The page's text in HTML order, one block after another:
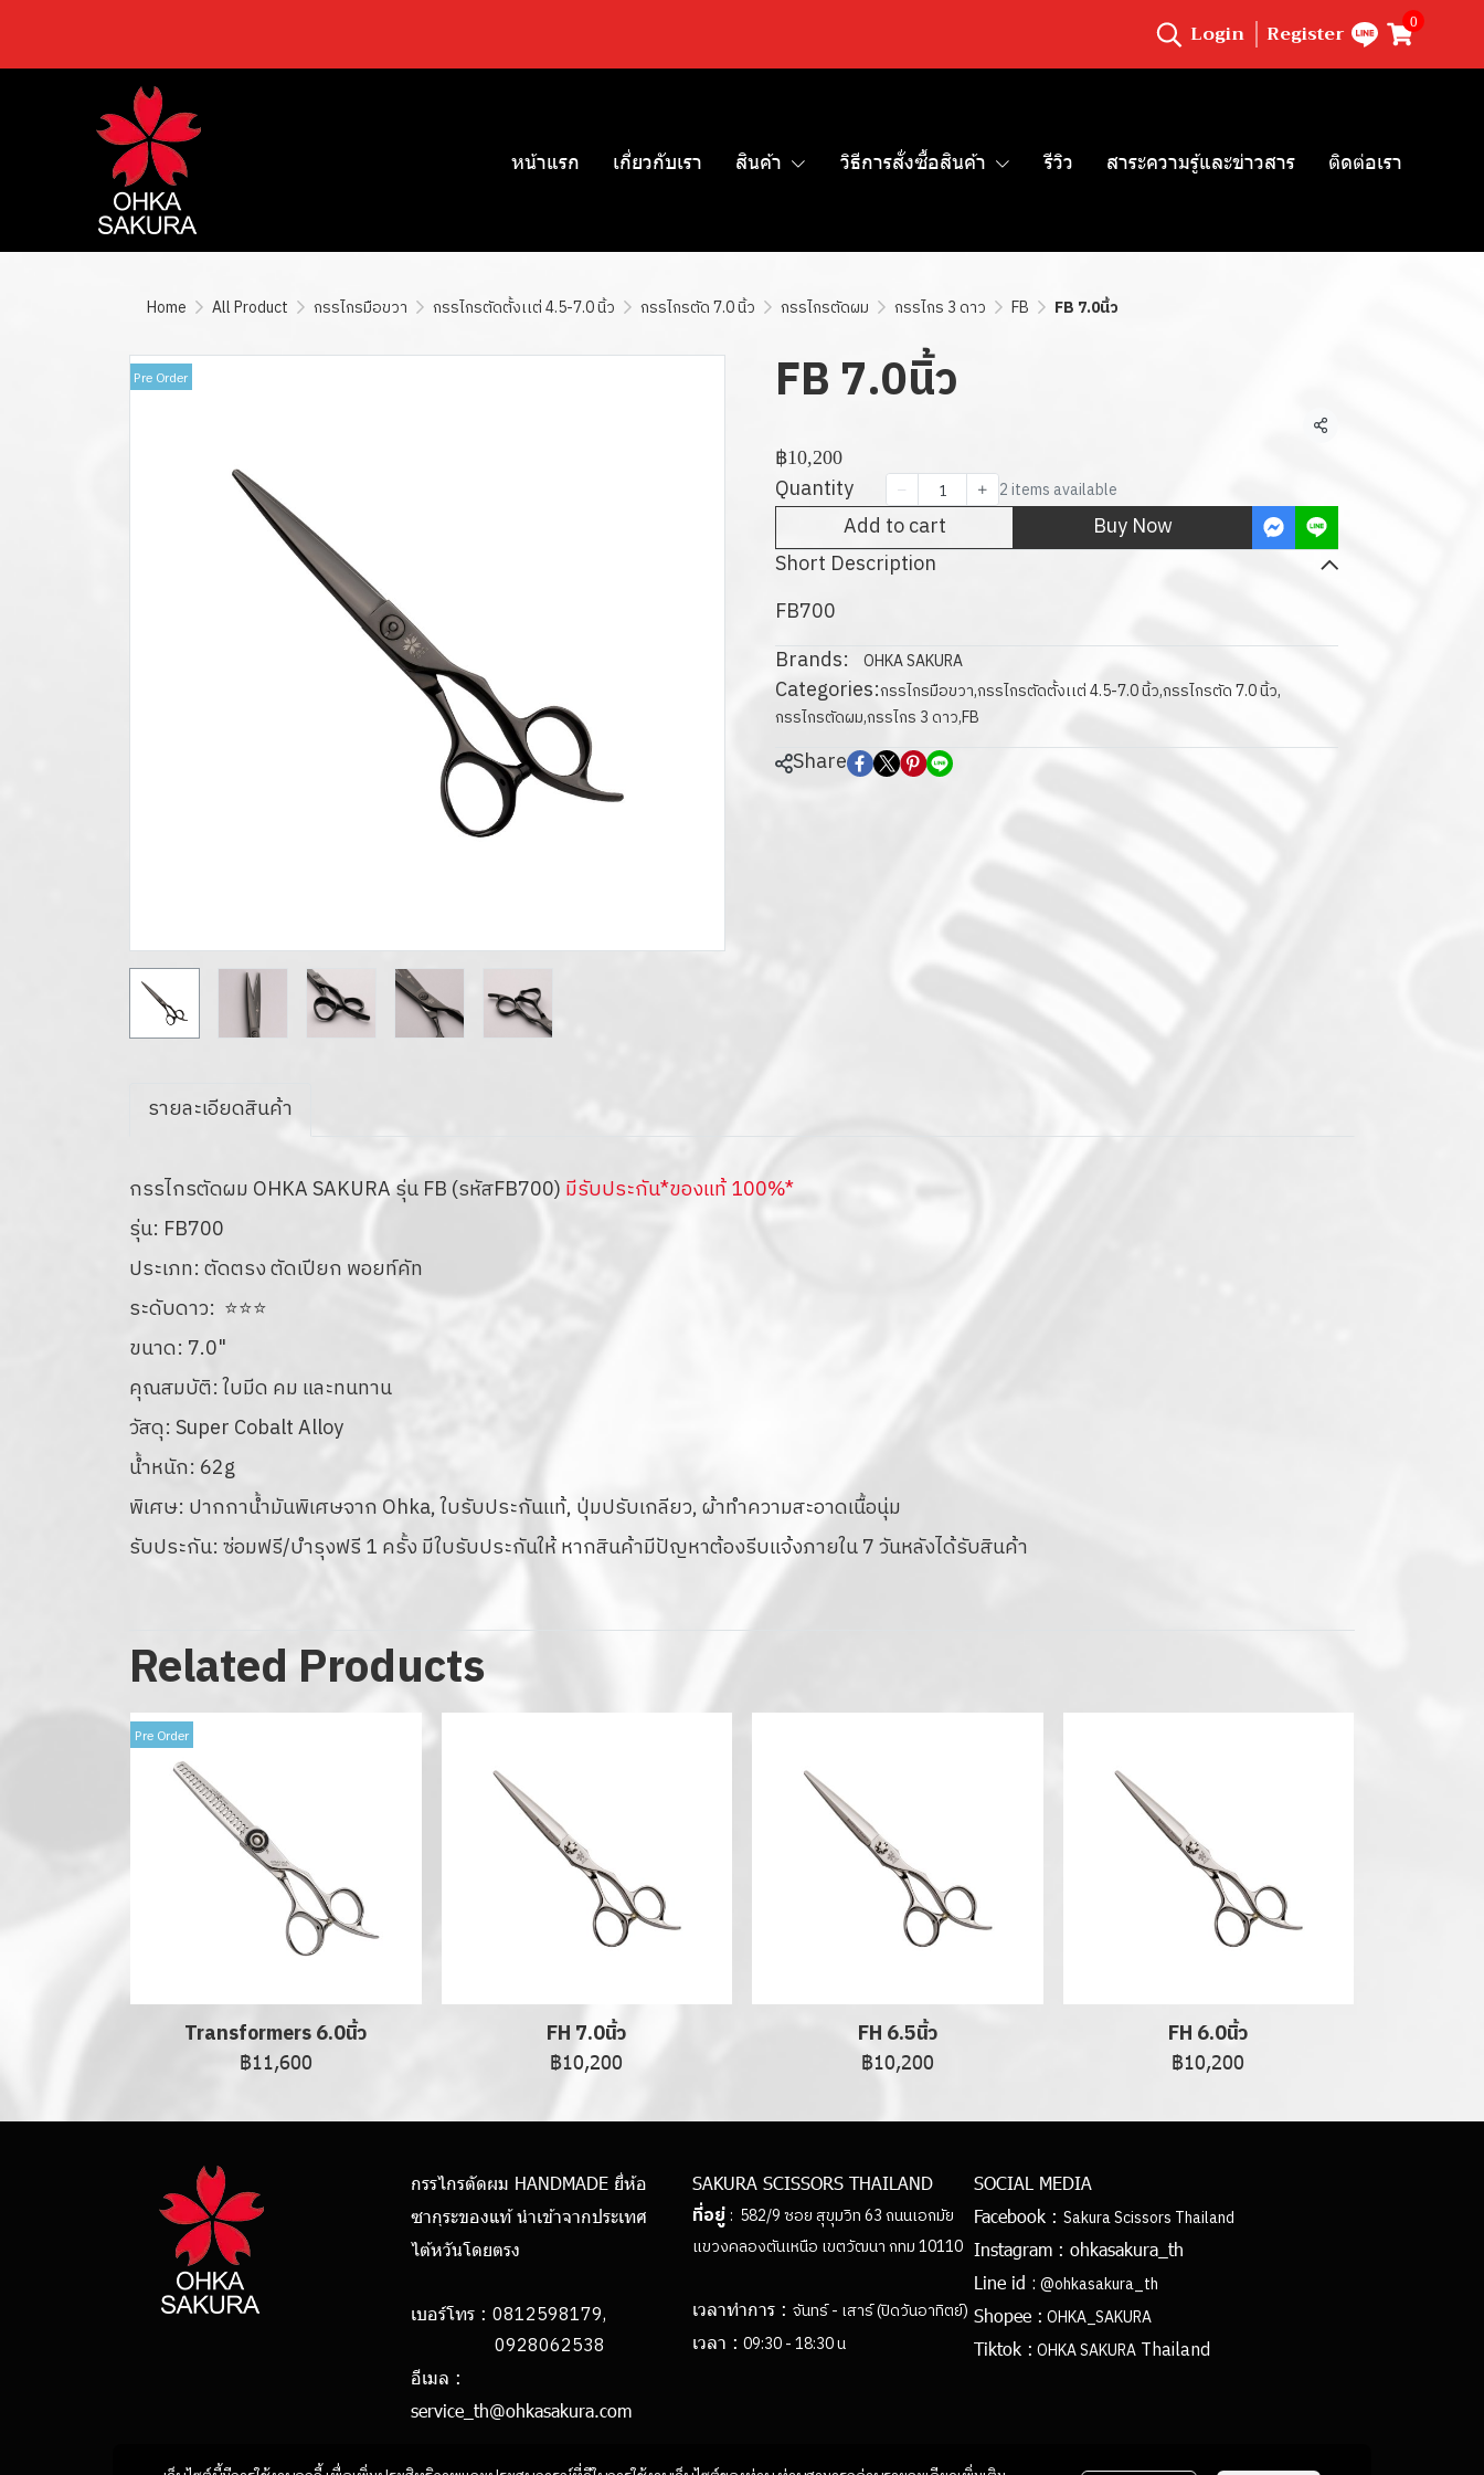
Login Register 0
หน้าแรก เกี่ยวกับเรา สินค้า วิธีการสั่งซื้อสินค้า รีวิว สาระความรู้และข่าวสาร ติดต่อเรา
Home All Product กรรไกรมือขวา กรรไกรตัดตั้งเเต่ 4.5-7.0 นิ้ว กรรไกรตัด 7.0 นิ้ว กรรไกรตัดผม กรรไกร 3 ดาว FB FB 7.0นิ้ว
Pre Order FB 7.0นิ้ว
Share
฿10,200
Quantity 2 items available
Add to cart
Buy Now
Short Description
FB700
Brands:
OHKA SAKURA
Categories:กรรไกรมือขวา,กรรไกรตัดตั้งเเต่ 4.5-7.0 นิ้ว,กรรไกรตัด 7.0 นิ้ว,
กรรไกรตัดผม,กรรไกร 3 ดาว,FB
Share
รายละเอียดสินค้า
กรรไกรตัดผม OHKA SAKURA รุ่น FB (รหัสFB700) มีรับประกัน*ของแท้ 100%*
รุ่น: FB700
ประเภท: ตัดตรง ตัดเปียก พอยท์คัท
ระดับดาว: ⭐⭐⭐
ขนาด: 7.0"
คุณสมบัติ: ใบมีด คม และทนทาน
วัสดุ: Super Cobalt Alloy
น้ำหนัก: 62g
พิเศษ: ปากกาน้ำมันพิเศษจาก Ohka, ใบรับประกันแท้, ปุ่มปรับเกลียว, ผ้าทำความสะอาดเนื้อนุ่ม
รับประกัน: ซ่อมฟรี/บำรุงฟรี 1 ครั้ง มีใบรับประกันให้ หากสินค้ามีปัญหาต้องรีบแจ้งภายใน 7 วันหลังได้รับสินค้า
Related Products
Pre Order
Transformers 6.0นิ้ว
฿11,600
FH 7.0นิ้ว
฿10,200
FH 6.5นิ้ว
฿10,200
FH 6.0นิ้ว
฿10,200
กรรไกรตัดผม HANDMADE ยี่ห้อ
ซากุระของแท้ นำเข้าจากประเทศ
ไต้หวันโดยตรง
เบอร์โทร : 0812598179,
0928062538
อีเมล :
service_th@ohkasakura.com
SAKURA SCISSORS THAILAND
ที่อยู่: 582/9 ซอย สุขุมวิท 63 ถนนเอกมัย
แขวงคลองตันเหนือ เขตวัฒนา กทม 10110
เวลาทำการ : จันทร์ - เสาร์ (ปิดวันอาทิตย์)
เวลา : 09:30 - 18:30 น
SOCIAL MEDIA
Facebook : Sakura Scissors Thailand
Instagram : ohkasakura_th
Line id : @ohkasakura_th
Shopee : OHKA_SAKURA
Tiktok : OHKA SAKURA Thailand